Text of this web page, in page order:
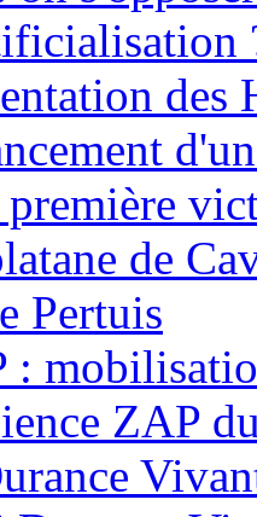
des
première
de
Pertuis
:
ZAP